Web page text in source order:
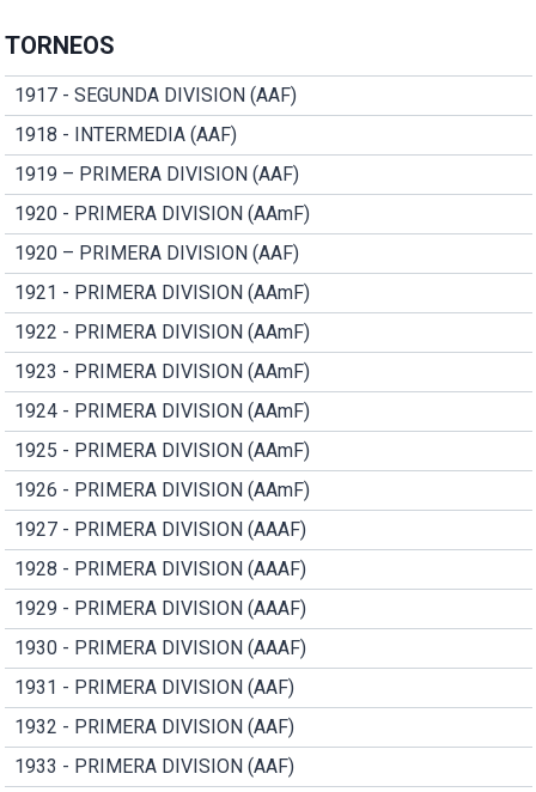
TORNEOS
1917 - SEGUNDA DIVISION (AAF)
1918 - INTERMEDIA (AAF)
1919 – PRIMERA DIVISION (AAF)
1920 - PRIMERA DIVISION (AAmF)
1920 – PRIMERA DIVISION (AAF)
1921 - PRIMERA DIVISION (AAmF)
1922 - PRIMERA DIVISION (AAmF)
1923 - PRIMERA DIVISION (AAmF)
1924 - PRIMERA DIVISION (AAmF)
1925 - PRIMERA DIVISION (AAmF)
1926 - PRIMERA DIVISION (AAmF)
1927 - PRIMERA DIVISION (AAAF)
1928 - PRIMERA DIVISION (AAAF)
1929 - PRIMERA DIVISION (AAAF)
1930 - PRIMERA DIVISION (AAAF)
1931 - PRIMERA DIVISION (AAF)
1932 - PRIMERA DIVISION (AAF)
1933 - PRIMERA DIVISION (AAF)